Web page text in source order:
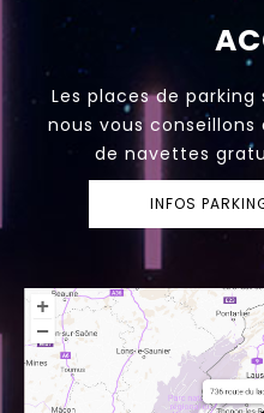
Les places de
nous vous
de navettes
INFOS